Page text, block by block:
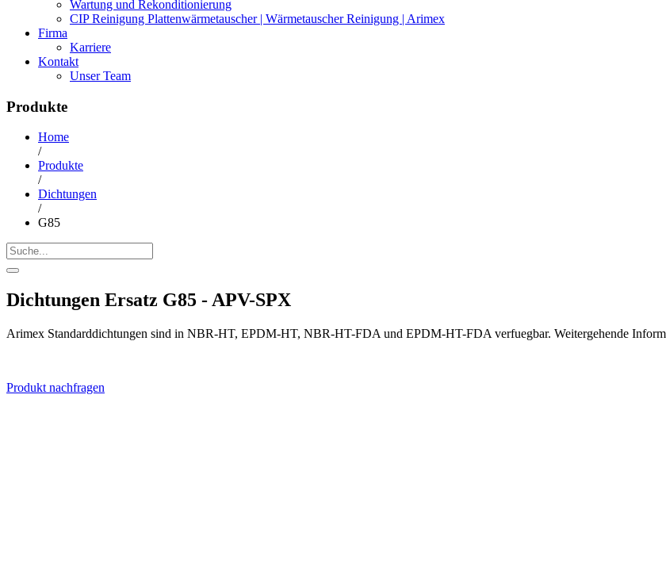
Wartung und Rekonditionierung
CIP Reinigung Plattenwärmetauscher | Wärmetauscher Reinigung | Arimex
Firma
Karriere
Kontakt
Unser Team
Produkte
Home
/
Produkte
/
Dichtungen
/
G85
Dichtungen Ersatz G85 - APV-SPX
Arimex Standarddichtungen sind in NBR-HT, EPDM-HT, NBR-HT-FDA und EPDM-HT-FDA verfuegbar. Weitergehende
Produkt nachfragen